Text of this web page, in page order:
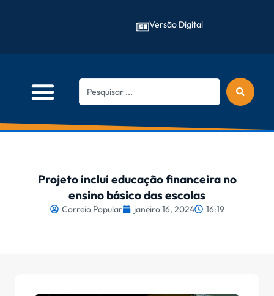
Versão Digital
Projeto inclui educação financeira no
ensino básico das escolas
Correio Popular janeiro 16, 2024 16:19